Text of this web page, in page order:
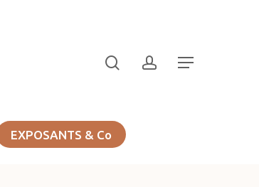
Menu
EXPOSANTS & Co